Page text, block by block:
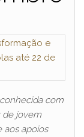
com
de jovem
aos apoios